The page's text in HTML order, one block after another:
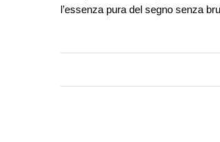
l’essenza pura del segno senza